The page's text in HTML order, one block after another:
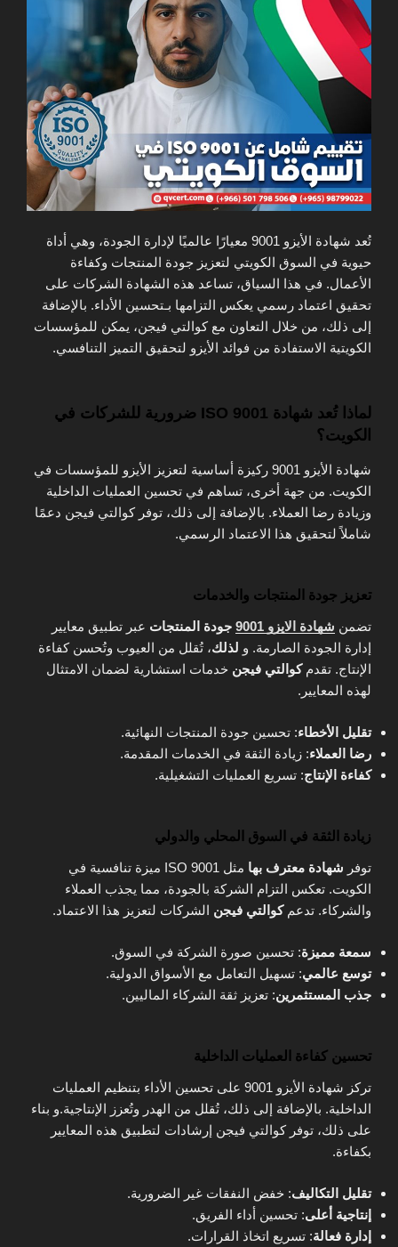
تُعد شهادة الأيزو 9001 معيارًا عالميًا لإدارة الجودة، وهي أداة
حيوية في السوق الكويتي لتعزيز جودة المنتجات وكفاءة
الأعمال. في هذا السياق، تساعد هذه الشهادة الشركات على
تحقيق اعتماد رسمي يعكس التزامها بـتحسين الأداء. بالإضافة
إلى ذلك، من خلال التعاون مع كوالتي فيجن، يمكن للمؤسسات
الكويتية الاستفادة من فوائد الأيزو لتحقيق التميز التنافسي.
لماذا تُعد شهادة ISO 9001 ضرورية للشركات في
الكويت؟
شهادة الأيزو 9001 ركيزة أساسية لتعزيز الأيزو للمؤسسات في
الكويت. من جهة أخرى، تساهم في تحسين العمليات الداخلية
وزيادة رضا العملاء. بالإضافة إلى ذلك، توفر كوالتي فيجن دعمًا
شاملاً لتحقيق هذا الاعتماد الرسمي.
تعزيز جودة المنتجات والخدمات
تضمن شهادة الايزو 9001 جودة المنتجات عبر تطبيق معايير
إدارة الجودة الصارمة. و لذلك، تُقلل من العيوب وتُحسن كفاءة
الإنتاج. تقدمكوالتي فيجن خدمات استشارية لضمان الامتثال
لهذه المعايير.
تقليل الأخطاء: تحسين جودة المنتجات النهائية.
رضا العملاء: زيادة الثقة في الخدمات المقدمة.
كفاءة الإنتاج: تسريع العمليات التشغيلية.
زيادة الثقة في السوق المحلي والدولي
توفر شهادة معترف بها
مثل ISO 9001 ميزة تنافسية في
الكويت. تعكس التزام الشركة بالجودة، مما يجذب العملاء
والشركاء. تدعمكوالتي فيجن الشركات لتعزيز هذا الاعتماد.
سمعة مميزة: تحسين صورة الشركة في السوق.
توسع عالمي: تسهيل التعامل مع الأسواق الدولية.
جذب المستثمرين: تعزيز ثقة الشركاء الماليين.
تحسين كفاءة العمليات الداخلية
تركز شهادة الأيزو 9001 على تحسين الأداء بتنظيم العمليات
الداخلية. بالإضافة إلى ذلك، تُقلل من الهدر وتُعزز الإنتاجية.و بناء
على ذلك، توفر كوالتي فيجن إرشادات لتطبيق هذه المعايير
بكفاءة.
تقليل التكاليف: خفض النفقات غير الضرورية.
إنتاجية أعلى: تحسين أداء الفريق.
إدارة فعالة: تسريع اتخاذ القرارات.